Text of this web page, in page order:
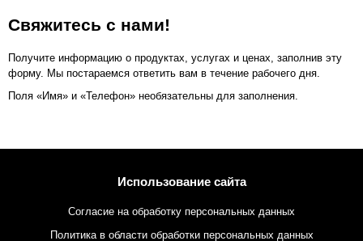
Свяжитесь с нами!
Получите информацию о продуктах, услугах и ценах, заполнив эту
форму. Мы постараемся ответить вам в течение рабочего дня.
Поля «Имя» и «Телефон» необязательны для заполнения.
Использование сайта
Согласие на обработку персональных данных
Политика в области обработки персональных данных